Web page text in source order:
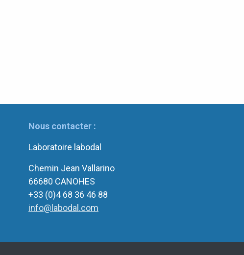
Nous contacter :
Laboratoire labodal
Chemin Jean Vallarino
66680 CANOHES
+33 (0)4 68 36 46 88
info@labodal.com